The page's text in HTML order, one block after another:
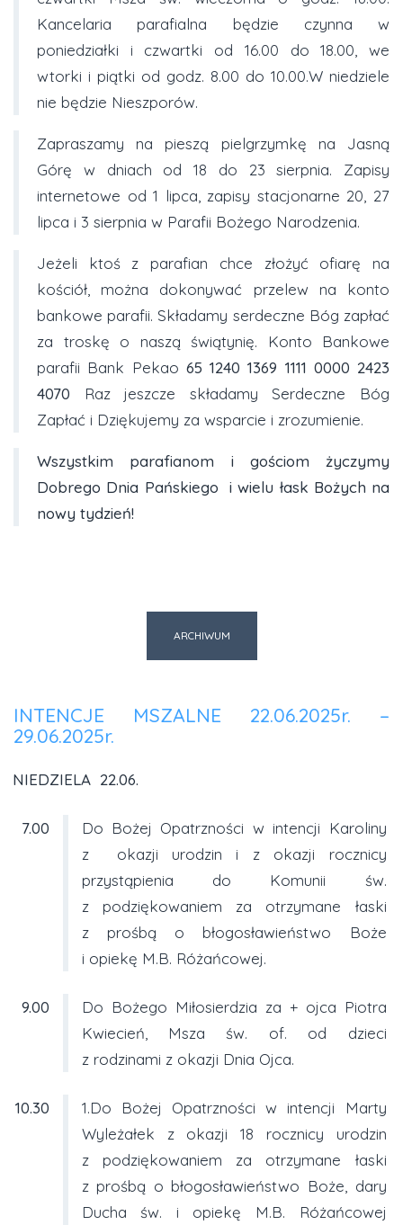
Kancelaria parafialna będzie czynna w
poniedziałki i czwartki od 16.00 do 18.00, we
wtorki i piątki od godz. 8.00 do 10.00.W niedziele
nie będzie Nieszporów.
Zapraszamy na pieszą pielgrzymkę na Jasną
Górę w dniach od 18 do 23 sierpnia. Zapisy
internetowe od 1 lipca, zapisy stacjonarne 20, 27
lipca i 3 sierpnia w Parafii Bożego Narodzenia.
Jeżeli ktoś z parafian chce złożyć ofiarę na
kościół, można dokonywać przelew na konto
bankowe parafii. Składamy serdeczne Bóg zapłać
za troskę o naszą świątynię. Konto Bankowe
parafii Bank Pekao 65 1240 1369 1111 0000 2423
4070 Raz jeszcze składamy Serdeczne Bóg
Zapłać i Dziękujemy za wsparcie i zrozumienie.
Wszystkim parafianom i gościom życzymy
Dobrego Dnia Pańskiego i wielu łask Bożych na
nowy tydzień!
ARCHIWUM
INTENCJE MSZALNE 22.06.2025r. –
29.06.2025r.
NIEDZIELA 22.06.
7.00
Do Bożej Opatrzności w intencji Karoliny
z okazji urodzin i z okazji rocznicy
przystąpienia do Komunii św.
z podziękowaniem za otrzymane łaski
z prośbą o błogosławieństwo Boże
i opiekę M.B. Różańcowej.
9.00
Do Bożego Miłosierdzia za + ojca Piotra
Kwiecień, Msza św. of. od dzieci
z rodzinami z okazji Dnia Ojca.
10.30
1.Do Bożej Opatrzności w intencji Marty
Wyleżałek z okazji 18 rocznicy urodzin
z podziękowaniem za otrzymane łaski
z prośbą o błogosławieństwo Boże, dary
Ducha św. i opiekę M.B. Różańcowej